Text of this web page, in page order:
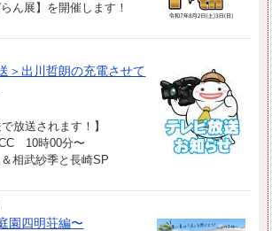
ん展】を開催します！
＞出川哲朗の充電させて
放送されます！】
10時00分〜
相武紗季と長崎SP
園四明荘編〜